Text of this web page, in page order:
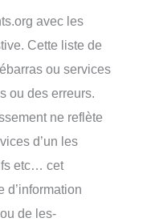
avec les
Cette liste de
ou services
ou des erreurs.
ne reflète
d’un les
etc… cet
d’information
de les-